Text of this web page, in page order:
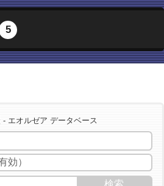
ョン" <wait.2>
5
- エオルゼア データベース